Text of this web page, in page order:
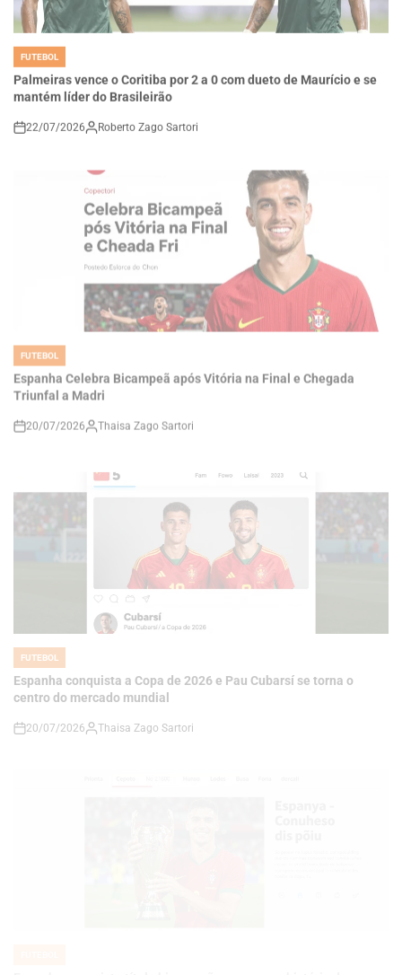
POSTED
FUTEBOL
Palmeiras vence o Coritiba por 2 a 0 com dueto de Maurício e se
mantém líder do Brasileirão
on
22/07/2026 Roberto Zago Sartori
Espanha Celebra Bicampeã após Vitória na Final e Chegada
Triunfal a Madri
on
20/07/2026 Thaisa Zago Sartori
Espanha conquista a Copa de 2026 e Pau Cubarsí se torna o
centro do mercado mundial
on
20/07/2026